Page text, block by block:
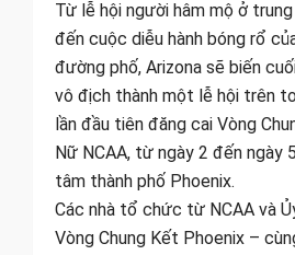
Từ lễ hội người hâm mộ ở
đến cuộc diễu hành bóng rổ
đường phố, Arizona sẽ biến
vô địch thành một lễ hội trên
lần đầu tiên đăng cai Vòng
Nữ NCAA, từ ngày 2 đến ngày
tâm thành phố Phoenix.
Các nhà tổ chức từ NCAA và
Vòng Chung Kết Phoenix –